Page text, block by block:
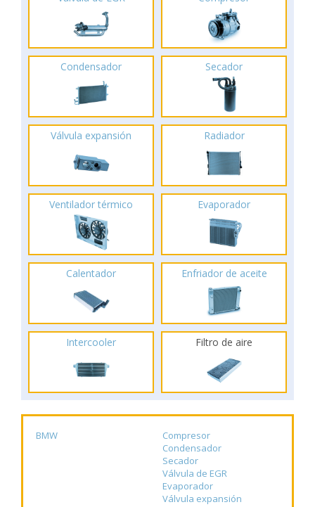
Condensador Secador
Válvula expansión Radiador
Ventilador térmico Evaporador
Calentador Enfriador de aceite
Intercooler Filtro de aire
BMW
Compresor
Condensador
Secador
Válvula de EGR
Evaporador
Válvula expansión